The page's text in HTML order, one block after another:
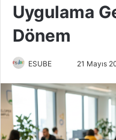
Uygulama
Dönem
ESUBE
-
p
21 Mayıs